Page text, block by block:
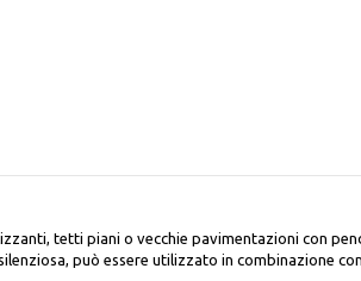
tetti piani o vecchie pavimentazioni con
può essere utilizzato in combinazione